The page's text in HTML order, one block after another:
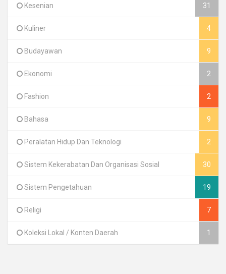
Kesenian 31
Kuliner 4
Budayawan 9
Ekonomi 2
Fashion 2
Bahasa 9
Peralatan Hidup Dan Teknologi 2
Sistem Kekerabatan Dan Organisasi Sosial 30
Sistem Pengetahuan 19
Religi 7
Koleksi Lokal / Konten Daerah 1